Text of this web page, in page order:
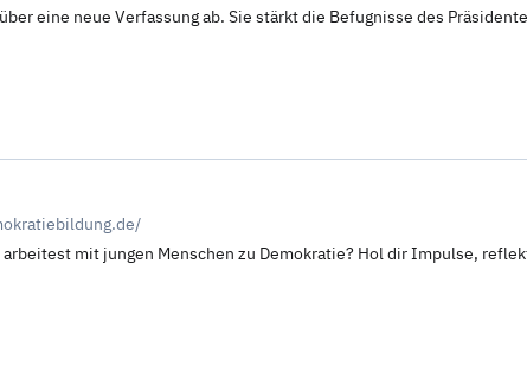
eine neue Verfassung ab. Sie stärkt die Befugnisse des
arbeitest mit jungen Menschen zu Demokratie? Hol dir Impulse,